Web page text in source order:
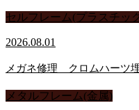
セルフレーム(プラスチッ
2026.08.01
メガネ修理 クロムハーツ
メタルフレーム(金属)